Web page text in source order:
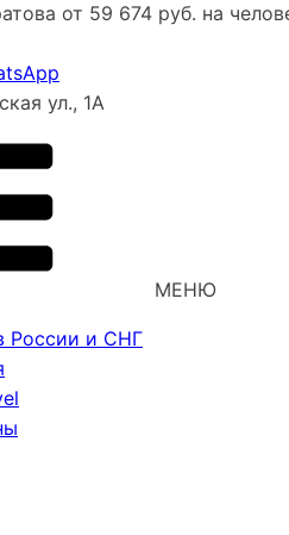
от 59 674 руб. на
ул., 1А
МЕНЮ
России и СНГ